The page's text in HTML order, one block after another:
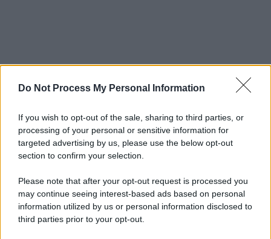
Do Not Process My Personal Information
If you wish to opt-out of the sale, sharing to third parties, or
processing of your personal or sensitive information for
targeted advertising by us, please use the below opt-out
section to confirm your selection.
Please note that after your opt-out request is processed you
may continue seeing interest-based ads based on personal
information utilized by us or personal information disclosed to
third parties prior to your opt-out.